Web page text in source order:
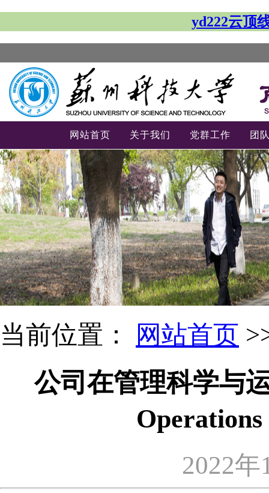
yd222云顶
网站首页 关于我们 党群工作 团
-->
当前位置： 网站首页
公司在管理科学与
2022